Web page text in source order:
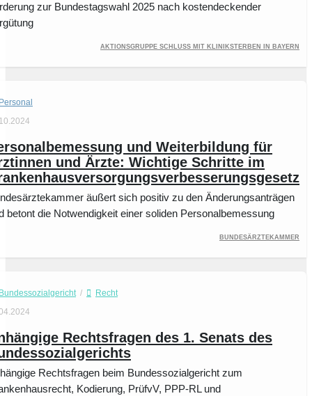
zur Bundestagswahl 2025 nach kostendeckender
Aktionsgruppe Schluss mit Kliniksterben in Bayern
und Weiterbildung für
und Ärzte: Wichtige Schritte im
äußert sich positiv zu den Änderungsanträgen
betont die Notwendigkeit einer soliden Personalbemessung
Bundesärztekammer
/
Recht
Rechtsfragen des 1. Senats des
Rechtsfragen beim Bundessozialgericht zum
Kodierung, PrüfvV, PPP-RL und